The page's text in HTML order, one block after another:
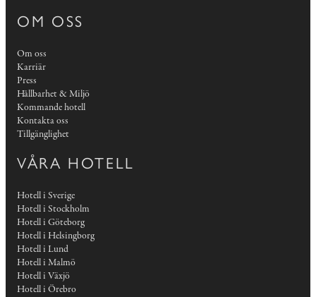
OM OSS
Om oss
Karriär
Press
Hållbarhet & Miljö
Kommande hotell
Kontakta oss
Tillgänglighet
VÅRA HOTELL
Hotell i Sverige
Hotell i Stockholm
Hotell i Göteborg
Hotell i Helsingborg
Hotell i Lund
Hotell i Malmö
Hotell i Växjö
Hotell i Örebro